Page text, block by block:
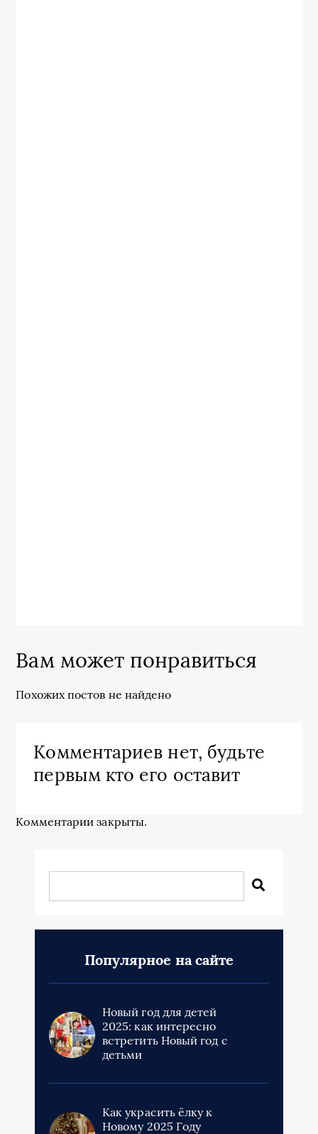
Вам может понравиться
Похожих постов не найдено
Комментариев нет, будьте
первым кто его оставит
Комментарии закрыты.
Популярное на сайте
Новый год для детей
2025: как интересно
встретить Новый год с
детьми
Как украсить ёлку к
Новому 2025 Году